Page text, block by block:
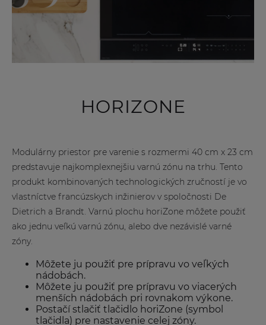
HORIZONE
Modulárny priestor pre varenie s rozmermi 40 cm x 23 cm
predstavuje najkomplexnejšiu varnú zónu na trhu. Tento
produkt kombinovaných technologických zručností je vo
vlastníctve francúzskych inžinierov v spoločnosti De
Dietrich a Brandt. Varnú plochu horiZone môžete použiť
ako jednu veľkú varnú zónu, alebo dve nezávislé varné
zóny.
Môžete ju použiť pre prípravu vo veľkých
nádobách.
Môžete ju použiť pre prípravu vo viacerých
menších nádobách pri rovnakom výkone.
Postačí stlačiť tlačidlo horiZone (symbol
tlačidla) pre nastavenie celej zóny.